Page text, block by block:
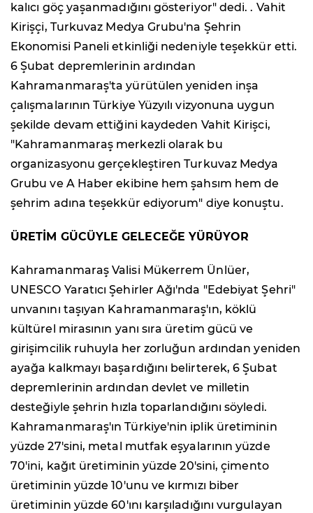
kalıcı göç yaşanmadığını gösteriyor" dedi. . Vahit
Kirişçi, Turkuvaz Medya Grubu'na Şehrin
Ekonomisi Paneli etkinliği nedeniyle teşekkür etti.
6 Şubat depremlerinin ardından
Kahramanmaraş'ta yürütülen yeniden inşa
çalışmalarının Türkiye Yüzyılı vizyonuna uygun
şekilde devam ettiğini kaydeden Vahit Kirişci,
"Kahramanmaraş merkezli olarak bu
organizasyonu gerçekleştiren Turkuvaz Medya
Grubu ve A Haber ekibine hem şahsım hem de
şehrim adına teşekkür ediyorum" diye konuştu.
ÜRETİM GÜCÜYLE GELECEĞE YÜRÜYOR
Kahramanmaraş Valisi Mükerrem Ünlüer,
UNESCO Yaratıcı Şehirler Ağı'nda "Edebiyat Şehri"
unvanını taşıyan Kahramanmaraş'ın, köklü
kültürel mirasının yanı sıra üretim gücü ve
girişimcilik ruhuyla her zorluğun ardından yeniden
ayağa kalkmayı başardığını belirterek, 6 Şubat
depremlerinin ardından devlet ve milletin
desteğiyle şehrin hızla toparlandığını söyledi.
Kahramanmaraş'ın Türkiye'nin iplik üretiminin
yüzde 27'sini, metal mutfak eşyalarının yüzde
70'ini, kağıt üretiminin yüzde 20'sini, çimento
üretiminin yüzde 10'unu ve kırmızı biber
üretiminin yüzde 60'ını karşıladığını vurgulayan